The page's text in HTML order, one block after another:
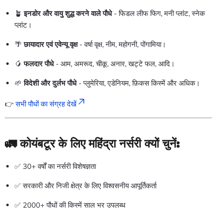
🪴इनडोर और वायु शुद्ध करने वाले पौधे- फिडल लीफ फिग, मनी प्लांट, स्नेक
प्लांट।
🌴छायादार एवं एवेन्यू वृक्ष- वर्षा वृक्ष, नीम, महोगनी, पोंगामिया।
🥭फलदार पौधे- आम, अमरूद, चीकू, अनार, खट्टे फल, आदि।
🌱विदेशी और दुर्लभ पौधे- प्लुमेरिया, एडेनियम, फ़िकस किस्में और अधिक।
👉सभी पौधों का संग्रह देखें
🚛कोयंबटूर के लिए महिंद्रा नर्सरी क्यों चुनें:
✅ 30+ वर्षों का नर्सरी विशेषज्ञता
✅ सरकारी और निजी क्षेत्र के लिए विश्वसनीय आपूर्तिकर्ता
✅ 2000+ पौधों की किस्में साल भर उपलब्ध